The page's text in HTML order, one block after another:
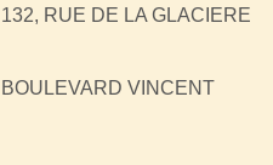
132, RUE DE LA GLACIERE
BOULEVARD VINCENT